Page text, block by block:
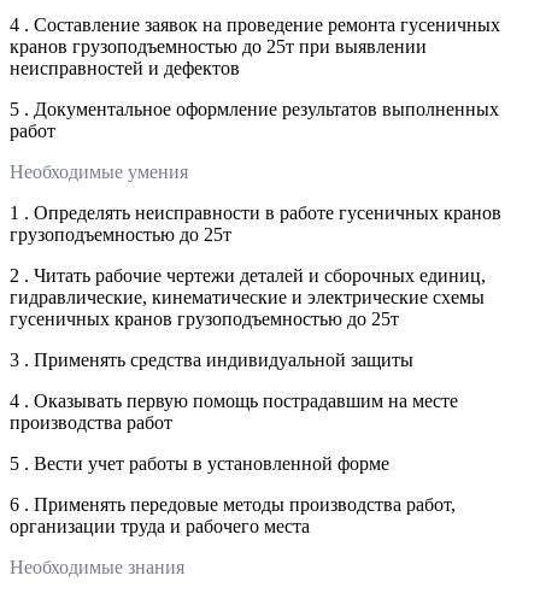
4 . Составление заявок на проведение ремонта гусеничных
кранов грузоподъемностью до 25т при выявлении
неисправностей и дефектов
5 . Документальное оформление результатов выполненных
работ
Необходимые умения
1 . Определять неисправности в работе гусеничных кранов
грузоподъемностью до 25т
2 . Читать рабочие чертежи деталей и сборочных единиц,
гидравлические, кинематические и электрические схемы
гусеничных кранов грузоподъемностью до 25т
3 . Применять средства индивидуальной защиты
4 . Оказывать первую помощь пострадавшим на месте
производства работ
5 . Вести учет работы в установленной форме
6 . Применять передовые методы производства работ,
организации труда и рабочего места
Необходимые знания